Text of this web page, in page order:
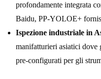
profondamente integrata
Baidu, PP-YOLOE+
Ispezione industriale in
manifatturieri asiatici dove
pre-configurati per gli